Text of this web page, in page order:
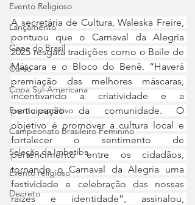
Evento Religioso
Lançamento
Copa do Brasil
Curso
Copa Sul-Americana
Evento esportivo
Campeonato Brasileiro Feminino
Seleção da Imbetiba
Evento religioso
Decreto
A secretária de Cultura, Waleska Freire,
pontuou que o Carnaval da Alegria
2025 resgata tradições como o Baile de
Máscara e o Bloco do Benê. “Haverá
premiação das melhores máscaras,
incentivando a criatividade e a
participação da comunidade. O
objetivo é promover a cultura local e
fortalecer o sentimento de
pertencimento entre os cidadãos,
tornando o Carnaval da Alegria uma
festividade e celebração das nossas
raízes e identidade”, assinalou,